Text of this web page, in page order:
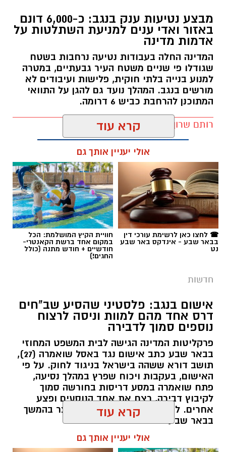
מבצע נטיעות ענק בנגב: כ-6,000 דונם
באזור ואדי ענים למניעת השתלטות על
אדמות מדינה
המדינה החלה בעבודות נטיעה נרחבות בשטח
שגודלו פי שניים משטח העיר גבעתיים, במטרה
למנוע בנייה בלתי חוקית, פלישות ועיבודים לא
מורשים בנגב. המהלך נועד גם להגן על התוואי
המתוכנן להרחבת כביש 6 דרומה.
רותם שרון / 11:32 08.08.26
תגים:רמ''י
קרדיט: רמ"י
המדינה, בהובלת החטיבה לשמירה על הקרקע
ברשות מקרקעי ישראל (רמ"י), מחדשת בימים אלה
קרא עוד
אולי יעניין אותך גם
☎ לחצו כאן לרשימת עורכי דין
בבאר שבע - אינדקס באר שבע
נט
חוויית הקיץ המושלמת: הכל
במקום אחד ברשת הקאנטרי-
חודשיים + חודש מתנה (כולל
החגים!)
חדשות
אישום בנגב: פלסטיני שהסיע שב"חים
דרס אחד מהם למוות וניסה לרצוח
נוספים סמוך לדבירה
פרקליטות המדינה הגישה לבית המשפט המחוזי
בבאר שבע כתב אישום נגד באסל שואמרה (27),
תושב דורא ששהה בישראל בניגוד לחוק. על פי
האישום, בעקבות ויכוח שפרץ במהלך נסיעה,
פתח שואמרה במסע דריסות בחורשה סמוך
לקיבוץ דבירה, רצח את אחד הנוסעים ופצע
אחרים. לאחר מכן נמלט מהזירה ונעצר בהמשך
בבאר שבע.
קרא עוד
אולי יעניין אותך גם